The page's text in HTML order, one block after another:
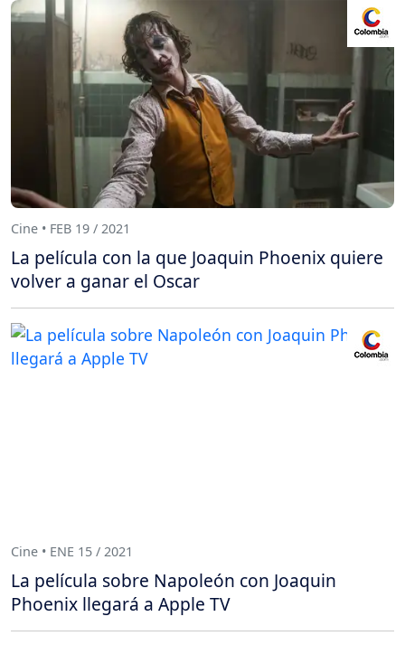
Cine • FEB 19 / 2021
La película con la que Joaquin Phoenix quiere
volver a ganar el Oscar
Cine • ENE 15 / 2021
La película sobre Napoleón con Joaquin
Phoenix llegará a Apple TV